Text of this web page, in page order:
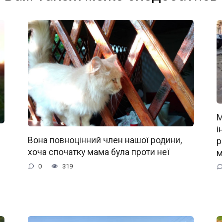
Вона повноцінний член нашої родини,
хоча спочатку мама була проти неї
0 319